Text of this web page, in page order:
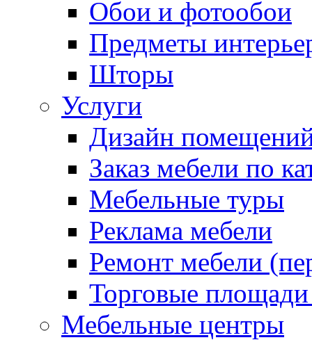
Обои и фотообои
Предметы
Шторы
Услуги
Дизайн
Заказ мебели по
Мебельные туры
Реклама мебели
Ремонт мебели
Торговые
Мебельные центры